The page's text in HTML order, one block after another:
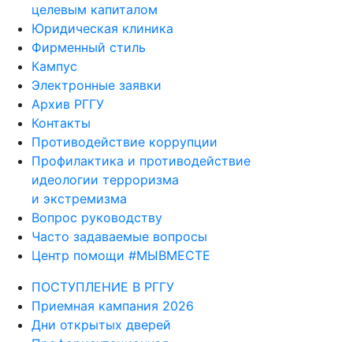
целевым капиталом
Юридическая клиника
Фирменный стиль
Кампус
Электронные заявки
Архив РГГУ
Контакты
Противодействие коррупции
Профилактика и противодействие
идеологии терроризма
и экстремизма
Вопрос руководству
Часто задаваемые вопросы
Центр помощи #МЫВМЕСТЕ
ПОСТУПЛЕНИЕ В РГГУ
Приемная кампания 2026
Дни открытых дверей